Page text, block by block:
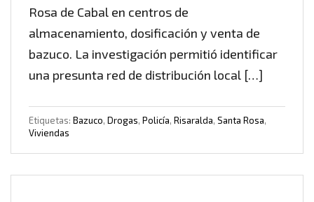
Rosa de Cabal en centros de
almacenamiento, dosificación y venta de
bazuco. La investigación permitió identificar
una presunta red de distribución local […]
Etiquetas: Bazuco, Drogas, Policía, Risaralda, Santa Rosa,
Viviendas